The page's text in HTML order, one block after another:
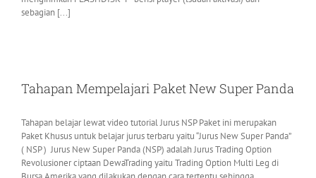
sebagian [...]
Tahapan Mempelajari Paket New Super Panda
Tahapan belajar lewat video tutorial Jurus NSP Paket ini merupakan
Paket Khusus untuk belajar jurus terbaru yaitu “Jurus New Super Panda”
( NSP ) Jurus New Super Panda (NSP) adalah Jurus Trading Option
Revolusioner ciptaan DewaTrading yaitu Trading Option Multi Leg di